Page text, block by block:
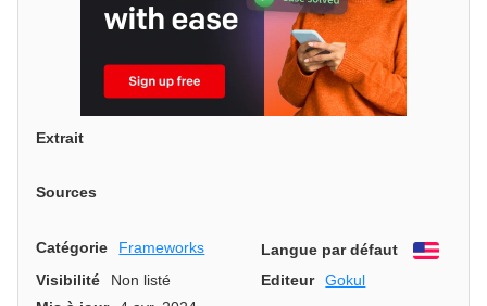
Extrait
Sources
Catégorie Frameworks Langue par défaut
Visibilité
Non listé Editeur
Gokul